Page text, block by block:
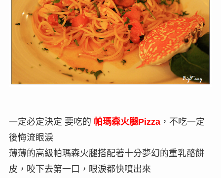
一定必定決定 要吃的 帕瑪森火腿Pizza，不吃一定
後悔流眼淚
薄薄的高級帕瑪森火腿搭配著十分夢幻的重乳酪餅
皮，咬下去第一口，眼淚都快噴出來